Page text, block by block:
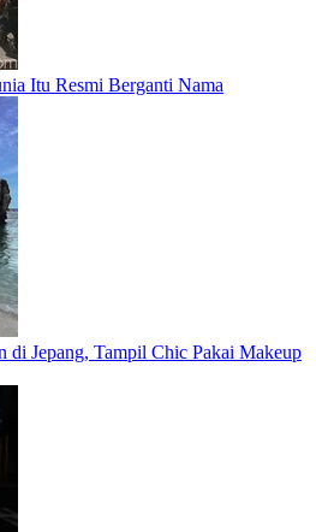
Itu Resmi Berganti Nama
Jepang, Tampil Chic Pakai Makeup